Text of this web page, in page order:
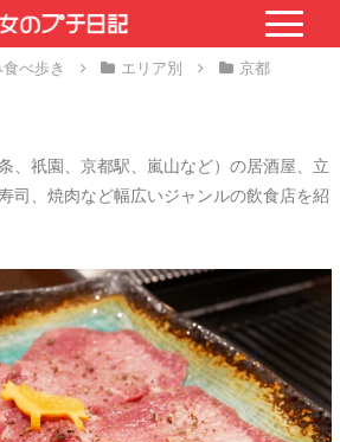
べ歩き エリア別 京都
、祇園、京都駅、嵐山など）の居酒屋、立
司、焼肉など幅広いジャンルの飲食店を紹